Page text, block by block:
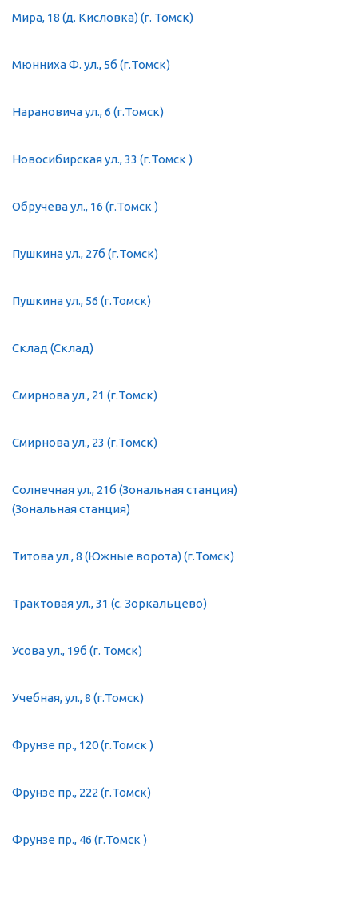
Мира, 18 (д. Кисловка) (г. Томск)
Мюнниха Ф. ул., 5б (г.Томск)
Нарановича ул., 6 (г.Томск)
Новосибирская ул., 33 (г.Томск )
Обручева ул., 16 (г.Томск )
Пушкина ул., 27б (г.Томск)
Пушкина ул., 56 (г.Томск)
Склад (Склад)
Смирнова ул., 21 (г.Томск)
Смирнова ул., 23 (г.Томск)
Солнечная ул., 21б (Зональная станция)
(Зональная станция)
Титова ул., 8 (Южные ворота) (г.Томск)
Трактовая ул., 31 (с. Зоркальцево)
Усова ул., 19б (г. Томск)
Учебная, ул., 8 (г.Томск)
Фрунзе пр., 120 (г.Томск )
Фрунзе пр., 222 (г.Томск)
Фрунзе пр., 46 (г.Томск )